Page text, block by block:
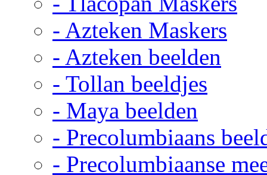
- Azteken Maskers
- Azteken beelden
- Tollan beeldjes
- Maya beelden
- Precolumbiaans
- Precolumbiaanse